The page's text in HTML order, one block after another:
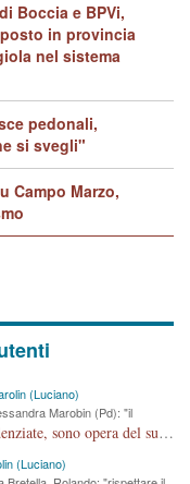
Boccia e BPVi,
in provincia
nel sistema
pedonali,
si svegli"
Campo Marzo,
(Luciano)
Marobin (Pd): "il
Consigliera Marobin, tutte le cose da Lei evidenziate, sono opera del suo ex Assessore e compagno di Partito Antonio Marco Dalla Pozza Assessore alla "progettazione" di piste ciclabili e altre porcherie. A lui manderei il conto da saldare per incidenti e danni alle persone. E' ora che "finiamola." Avete perso rassegnatevi. qui IL SINDACO RUCCO NON C'ENTRA PER NIENTE. CAPITO!!!!!!!! Amen.
(Luciano)